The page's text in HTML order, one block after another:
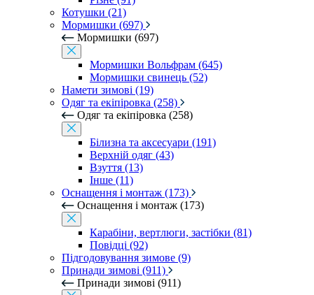
Котушки (21)
Мормишки (697)
Мормишки (697)
Мормишки Вольфрам (645)
Мормишки свинець (52)
Намети зимові (19)
Одяг та екіпіровка (258)
Одяг та екіпіровка (258)
Білизна та аксесуари (191)
Верхній одяг (43)
Взуття (13)
Інше (11)
Оснащення і монтаж (173)
Оснащення і монтаж (173)
Карабіни, вертлюги, застібки (81)
Повідці (92)
Підгодовування зимове (9)
Принади зимові (911)
Принади зимові (911)